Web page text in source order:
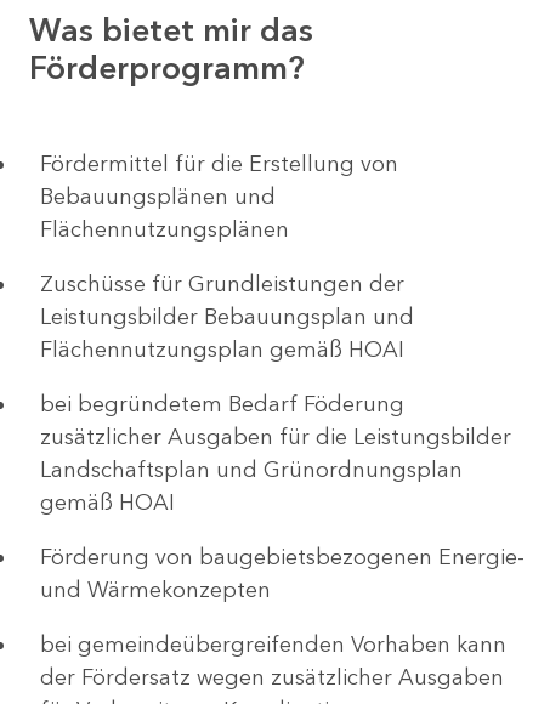
Was bietet mir das
Förderprogramm?
Fördermittel für die Erstellung von
Bebauungsplänen und
Flächennutzungsplänen
Zuschüsse für Grundleistungen der
Leistungsbilder Bebauungsplan und
Flächennutzungsplan gemäß HOAI
bei begründetem Bedarf Föderung
zusätzlicher Ausgaben für die Leistungsbilder
Landschaftsplan und Grünordnungsplan
gemäß HOAI
Förderung von baugebietsbezogenen Energie-
und Wärmekonzepten
bei gemeindeübergreifenden Vorhaben kann
der Fördersatz wegen zusätzlicher Ausgaben